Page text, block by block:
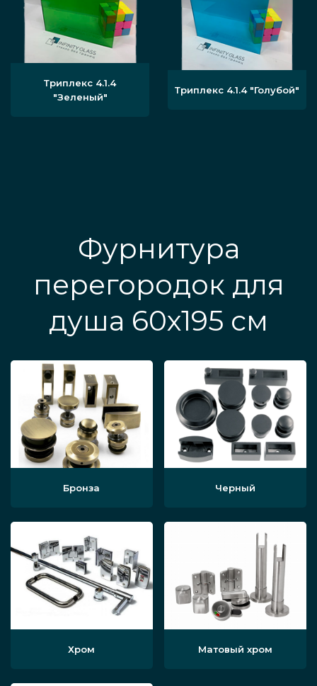
Триплекс 4.1.4
"Зеленый"
Триплекс 4.1.4 "Голубой"
Фурнитура
перегородок для
душа 60х195 см
Бронза Черный
Хром Матовый хром